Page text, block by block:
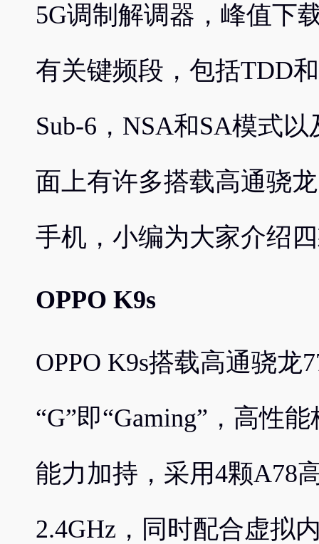
5G调制解调器，峰值下
有关键频段，包括TDD
Sub-6，NSA和SA模式
面上有许多搭载高通骁
手机，小编为大家介绍
OPPO K9s
OPPO K9s搭载高通骁龙
“G”即“Gaming”，高性
能力加持，采用4颗A78
2.4GHz，同时配合虚拟